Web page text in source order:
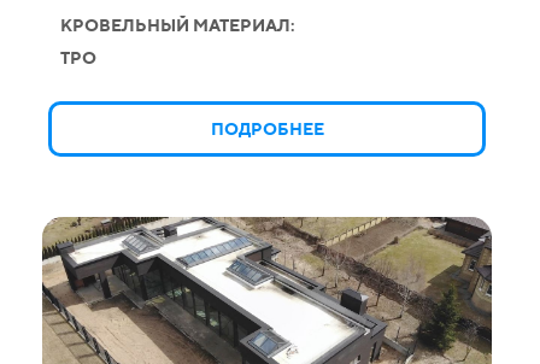
КРОВЕЛЬНЫЙ МАТЕРИАЛ:
TPO
ПОДРОБНЕЕ